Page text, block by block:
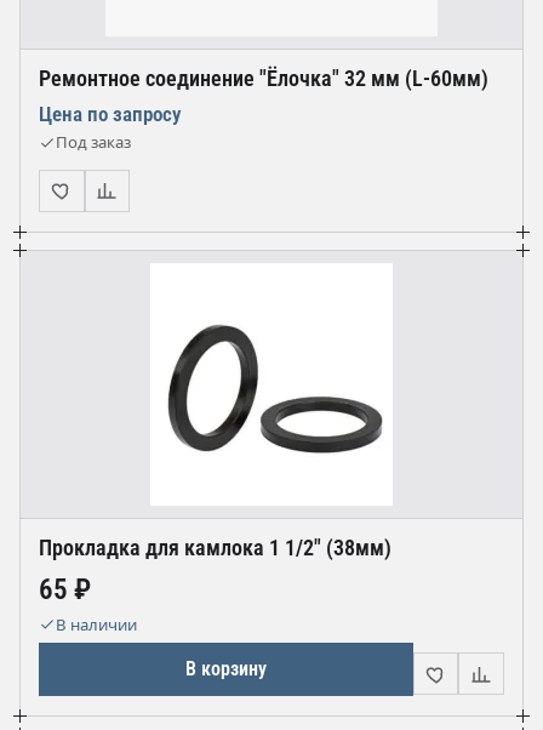
Ремонтное соединение "Ёлочка" 32 мм (L-60мм)
Цена по запросу
Под заказ
Прокладка для камлока 1 1/2" (38мм)
65 ₽
В наличии
В корзину